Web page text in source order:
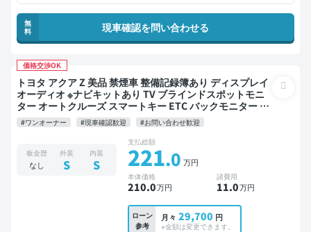
無
料
現車確認を問い合わせる
価格交渉OK
トヨタ アクア Z 美品 禁煙車 整備記録簿あり ディスプレイ
オーディオ ※ナビキットあり TV ブラインドスポットモニ
ター オートクルーズ スマートキー ETC バックモニター 全
方位カメラ ドライブレコーダー 衝突軽減
#ワンオーナー #現車確認歓迎 #お問い合わせ歓迎
板金歴
なし
外装
S
内装
S
支払総額
221.0 万円
本体価格
210.0万円
諸費用
11.0万円
ローン
参考
月々 29,700 円
※金額は変更できます。